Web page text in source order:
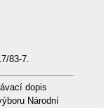
83-7.
dopis
Národní